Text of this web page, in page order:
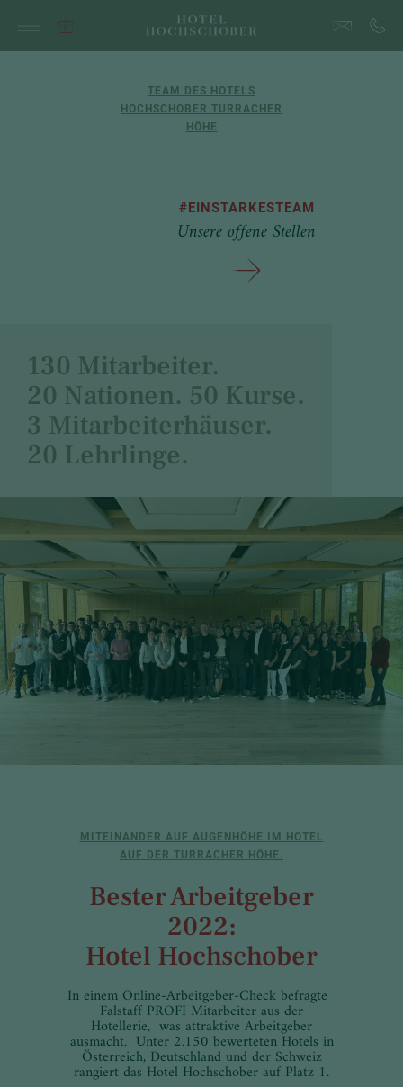
TEAM DES HOTELS
HOCHSCHOBER TURRACHER
HÖHE
#EINSTARKESTEAM
Unsere offene Stellen
130 Mitarbeiter.
20 Nationen. 50 Kurse.
3 Mitarbeiterhäuser.
20 Lehrlinge.
MITEINANDER AUF AUGENHÖHE IM HOTEL
AUF DER TURRACHER HÖHE.
Bester Arbeitgeber
2022:
Hotel Hochschober
In einem Online-Arbeitgeber-Check befragte
Falstaff PROFI Mitarbeiter aus der
Hotellerie, was attraktive Arbeitgeber
ausmacht. Unter 2.150 bewerteten Hotels in
Österreich, Deutschland und der Schweiz
rangiert das Hotel Hochschober auf Platz 1.